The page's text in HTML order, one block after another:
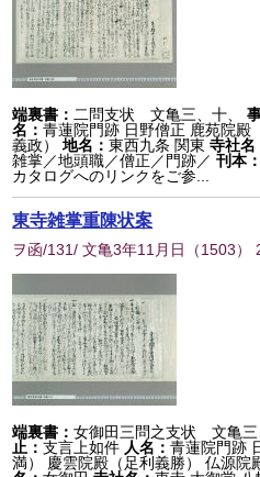
端裏書： 二問支状 文亀三、十、
名：青蓮院門跡 日野僧正 鹿苑院殿
義政）
地名：東西九条 関東 寺社名
雑掌／地頭職／僧正／門跡／刊本：
カタログへのリンクをご参...
東寺雑掌重陳状案
ヲ函/131/ 文亀3年11月日 （1503）
端裏書：女御田三問之支状 文亀三
止：支言上如件 人名：青蓮院門跡
満） 慶雲院殿（足利義勝） 仏源院